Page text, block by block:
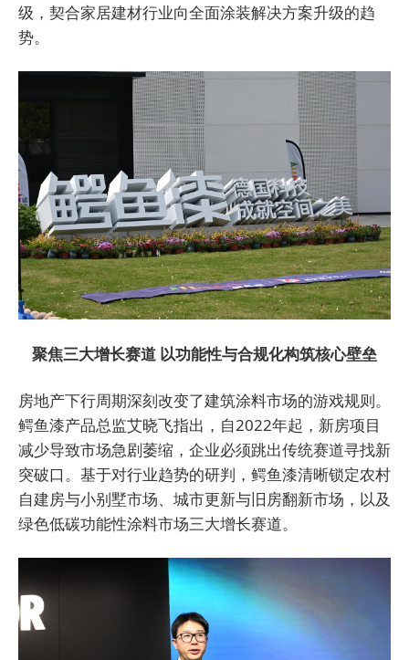
级，契合家居建材行业向全面涂装解决方案升级的趋
势。
聚焦三大增长赛道 以功能性与合规化构筑核心壁垒
房地产下行周期深刻改变了建筑涂料市场的游戏规则。
鳄鱼漆产品总监艾晓飞指出，自2022年起，新房项目
减少导致市场急剧萎缩，企业必须跳出传统赛道寻找新
突破口。基于对行业趋势的研判，鳄鱼漆清晰锁定农村
自建房与小别墅市场、城市更新与旧房翻新市场，以及
绿色低碳功能性涂料市场三大增长赛道。